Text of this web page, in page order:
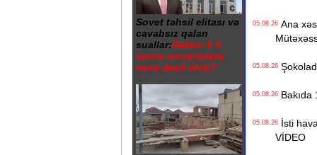
Sovet təhsil elitası və
cavabsız qalan
suallar:Rektor 6 il
sonra universitetə
necə daxil olub?
05.08.26Ana
05.08.26Şokolad
05.08.26Bakıda
05.08.26İsti
VİDEO